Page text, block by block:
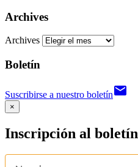
Archives
Archives
Boletín
Suscribirse a nuestro boletínemail
×
Inscripción al boletín